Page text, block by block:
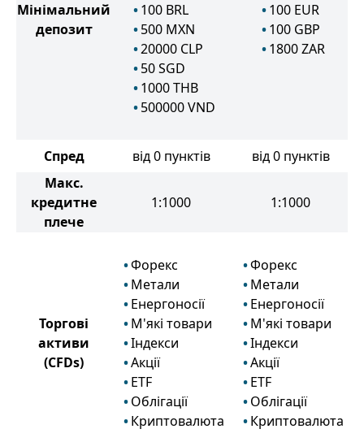
Мінімальний
депозит
100 BRL
500 MXN
20000 CLP
50 SGD
1000 THB
500000 VND
100 EUR
100 GBP
1800ZAR
Спред від 0 пунктів
від 0 пунктів
Макс.
кредитне
плече
1:1000 1:1000
Торгові
активи
(CFDs)
Форекс
Метали
Енергоносії
М'які товари
Індекси
Акції
ETF
Облігації
Криптовалюта
Форекс
Метали
Енергоносії
М'які товари
Індекси
Акції
ETF
Облігації
Криптовалюта